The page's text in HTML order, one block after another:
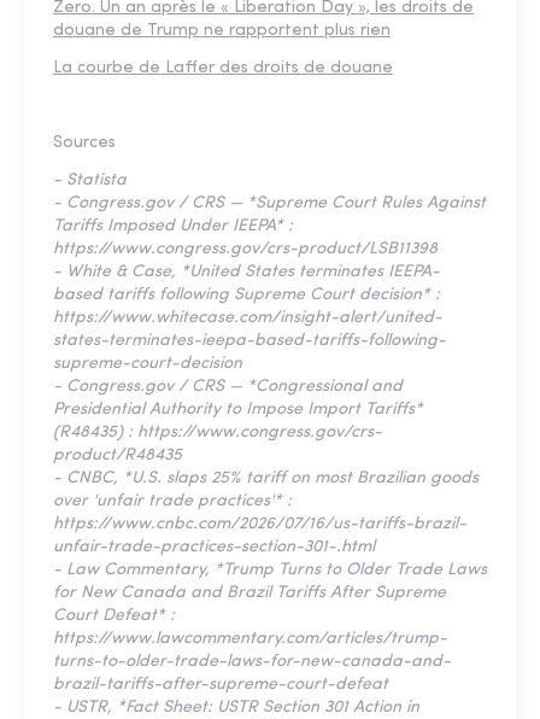
Zero. Un an après le « Liberation Day », les droits de
douane de Trump ne rapportent plus rien
La courbe de Laffer des droits de douane
Sources
- Statista
- Congress.gov / CRS — *Supreme Court Rules Against
Tariffs Imposed Under IEEPA* :
https://www.congress.gov/crs-product/LSB11398
- White & Case, *United States terminates IEEPA-
based tariffs following Supreme Court decision* :
https://www.whitecase.com/insight-alert/united-
states-terminates-ieepa-based-tariffs-following-
supreme-court-decision
- Congress.gov / CRS — *Congressional and
Presidential Authority to Impose Import Tariffs*
(R48435) : https://www.congress.gov/crs-
product/R48435
- CNBC, *U.S. slaps 25% tariff on most Brazilian goods
over 'unfair trade practices'* :
https://www.cnbc.com/2026/07/16/us-tariffs-brazil-
unfair-trade-practices-section-301-.html
- Law Commentary, *Trump Turns to Older Trade Laws
for New Canada and Brazil Tariffs After Supreme
Court Defeat* :
https://www.lawcommentary.com/articles/trump-
turns-to-older-trade-laws-for-new-canada-and-
brazil-tariffs-after-supreme-court-defeat
- USTR, *Fact Sheet: USTR Section 301 Action in